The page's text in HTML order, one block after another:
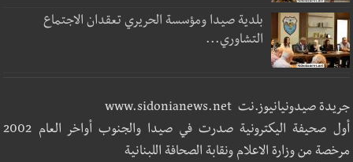
بلدية صيدا ومؤسسة الحريري تعقدان الاجتماع
التشاوري...
جريدة صيدونيانيوز.نت www.sidonianews.net
أول صحيفة اليكترونية صدرت في صيدا والجنوب أواخر العام 2002
مرخصة من وزارة الاعلام ونقابة الصحافة اللبنانية